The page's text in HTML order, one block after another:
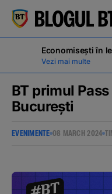
кириллица
Campanii
Economisești în
Vezi mai multe
BT primul
București
EVENIMENTE 08 MARCH 2024